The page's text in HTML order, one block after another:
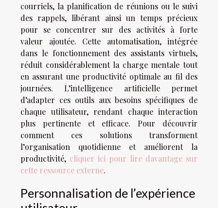
courriels, la planification de réunions ou le suivi
des rappels, libérant ainsi un temps précieux
pour se concentrer sur des activités à forte
valeur ajoutée. Cette automatisation, intégrée
dans le fonctionnement des assistants virtuels,
réduit considérablement la charge mentale tout
en assurant une productivité optimale au fil des
journées. L’intelligence artificielle permet
d’adapter ces outils aux besoins spécifiques de
chaque utilisateur, rendant chaque interaction
plus pertinente et efficace. Pour découvrir
comment ces solutions transforment
l’organisation quotidienne et améliorent la
productivité, cliquer ici pour lire davantage sur
cette ressource externe.
Personnalisation de l’expérience